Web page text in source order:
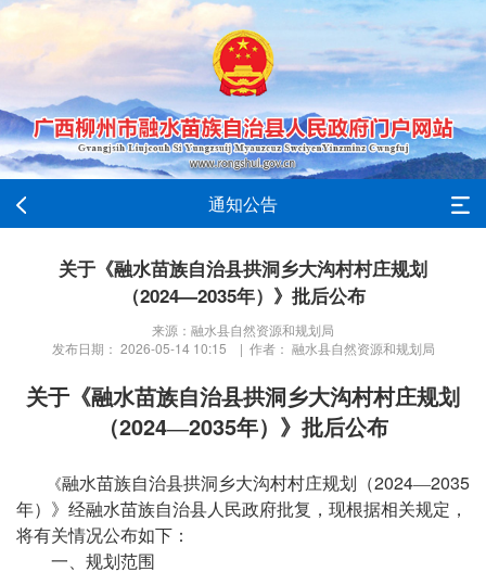
通知公告
关于《融水苗族自治县拱洞乡大沟村村庄规划
（2024—2035年）》批后公布
来源：融水县自然资源和规划局
发布日期： 2026-05-14 10:15 | 作者： 融水县自然资源和规划局
关于《融水苗族自治县拱洞乡大沟村村庄规划
（2024—2035年）》批后公布
《融水苗族自治县拱洞乡大沟村村庄规划（2024—2035
年）》经融水苗族自治县人民政府批复，现根据相关规定，
将有关情况公布如下：
一、规划范围